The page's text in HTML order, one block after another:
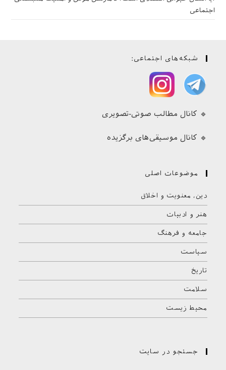
اجتماعی
شبکه‌های اجتماعی:
🔹 کانال مطالب صوتی-تصویری
🔹 کانال موسیقی‌های برگزیده
موضوعات اصلی
دین، معنویت و اخلاق
هنر و ادبیات
جامعه و فرهنگ
سیاست
تاریخ
سلامت
محیط زیست
جستجو در سایت